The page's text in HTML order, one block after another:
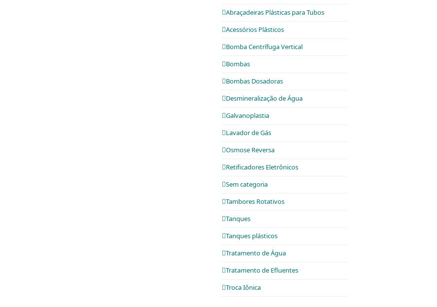
Abraçadeiras Plásticas para Tubos
Acessórios Plásticos
Bomba Centrífuga Vertical
Bombas
Bombas Dosadoras
Desmineralização de Água
Galvanoplastia
Lavador de Gás
Osmose Reversa
Retificadores Eletrônicos
Sem categoria
Tambores Rotativos
Tanques
Tanques plásticos
Tratamento de Água
Tratamento de Efluentes
Troca Iônica